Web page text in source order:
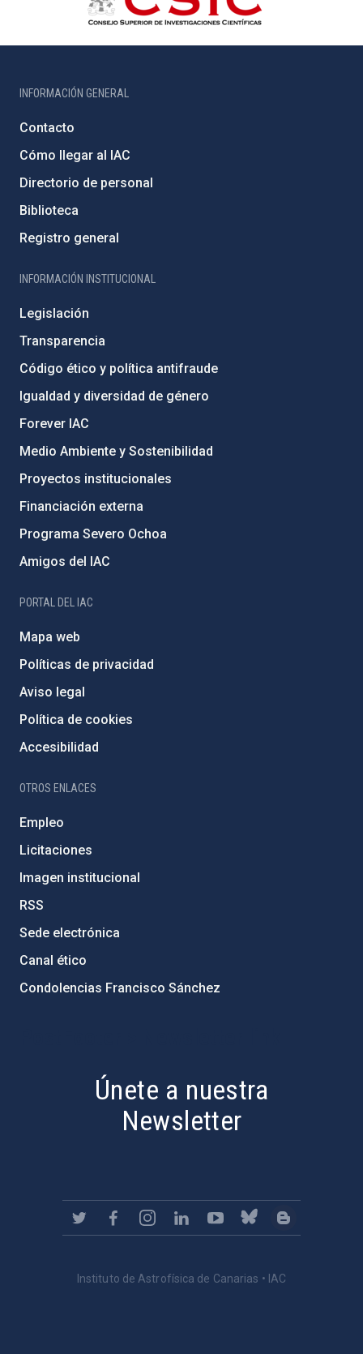
INFORMACIÓN GENERAL
Contacto
Cómo llegar al IAC
Directorio de personal
Biblioteca
Registro general
INFORMACIÓN INSTITUCIONAL
Legislación
Transparencia
Código ético y política antifraude
Igualdad y diversidad de género
Forever IAC
Medio Ambiente y Sostenibilidad
Proyectos institucionales
Financiación externa
Programa Severo Ochoa
Amigos del IAC
PORTAL DEL IAC
Mapa web
Políticas de privacidad
Aviso legal
Política de cookies
Accesibilidad
OTROS ENLACES
Empleo
Licitaciones
Imagen institucional
RSS
Sede electrónica
Canal ético
Condolencias Francisco Sánchez
Únete a nuestra
Newsletter
Instituto de Astrofísica de Canarias • IAC